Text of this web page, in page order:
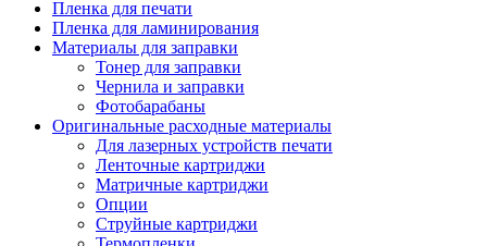
Арматура кабельная/изоляционные
материалы
Гильза соединительная для
алюминиевых проводников под
опрессовку
проводников под опрессовку
Гильза соединительная со
болтами
Заглушка термоусадочная
ответвительный
Пленка для печати
Пленка для ламинирования
Материалы для заправки
Тонер для заправки
Чернила и заправки
Фотобарабаны
Оригинальные расходные материалы
Для лазерных устройств печати
Ленточные картриджи
Матричные картриджи
Опции
Струйные картриджи